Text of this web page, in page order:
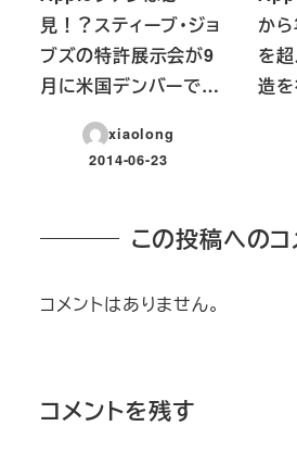
見！？スティーブ・ジョ
ブズの特許展示会が9
月に米国デンバーで…
xiaolong
投稿日
2014-06-23
か
を
造
この投稿へのコ
コメントはありません。
コメントを残す